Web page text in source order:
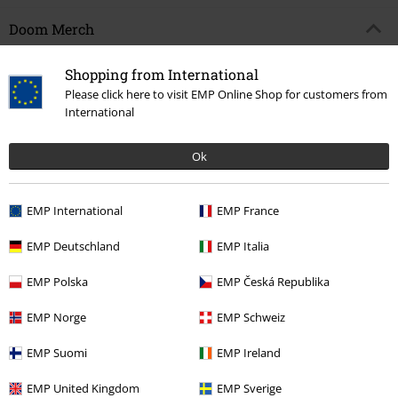
Shopping from International
Please click here to visit EMP Online Shop for customers from
International
Ok
EMP International EMP France
EMP Deutschland EMP Italia
EMP Polska EMP Česká Republika
EMP Norge EMP Schweiz
EMP Suomi EMP Ireland
EMP United Kingdom EMP Sverige
Doom Merch
Bij ons vind je nog meer fanartikelen voor jouw favoriete band. Blijf hier
gewoon browsen:
● Retro Game Shop
● Gaming Poster
● Gaming muis
● Gaming muismat
● Tafelblad kopen
● Videogames bestellen
E-mailnieuwsbrief
Meld je aan en ontvang een code voor 15%
korting! Meer info